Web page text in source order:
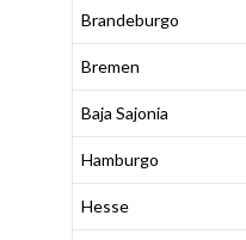
Brandeburgo
Bremen
Baja Sajonia
Hamburgo
Hesse